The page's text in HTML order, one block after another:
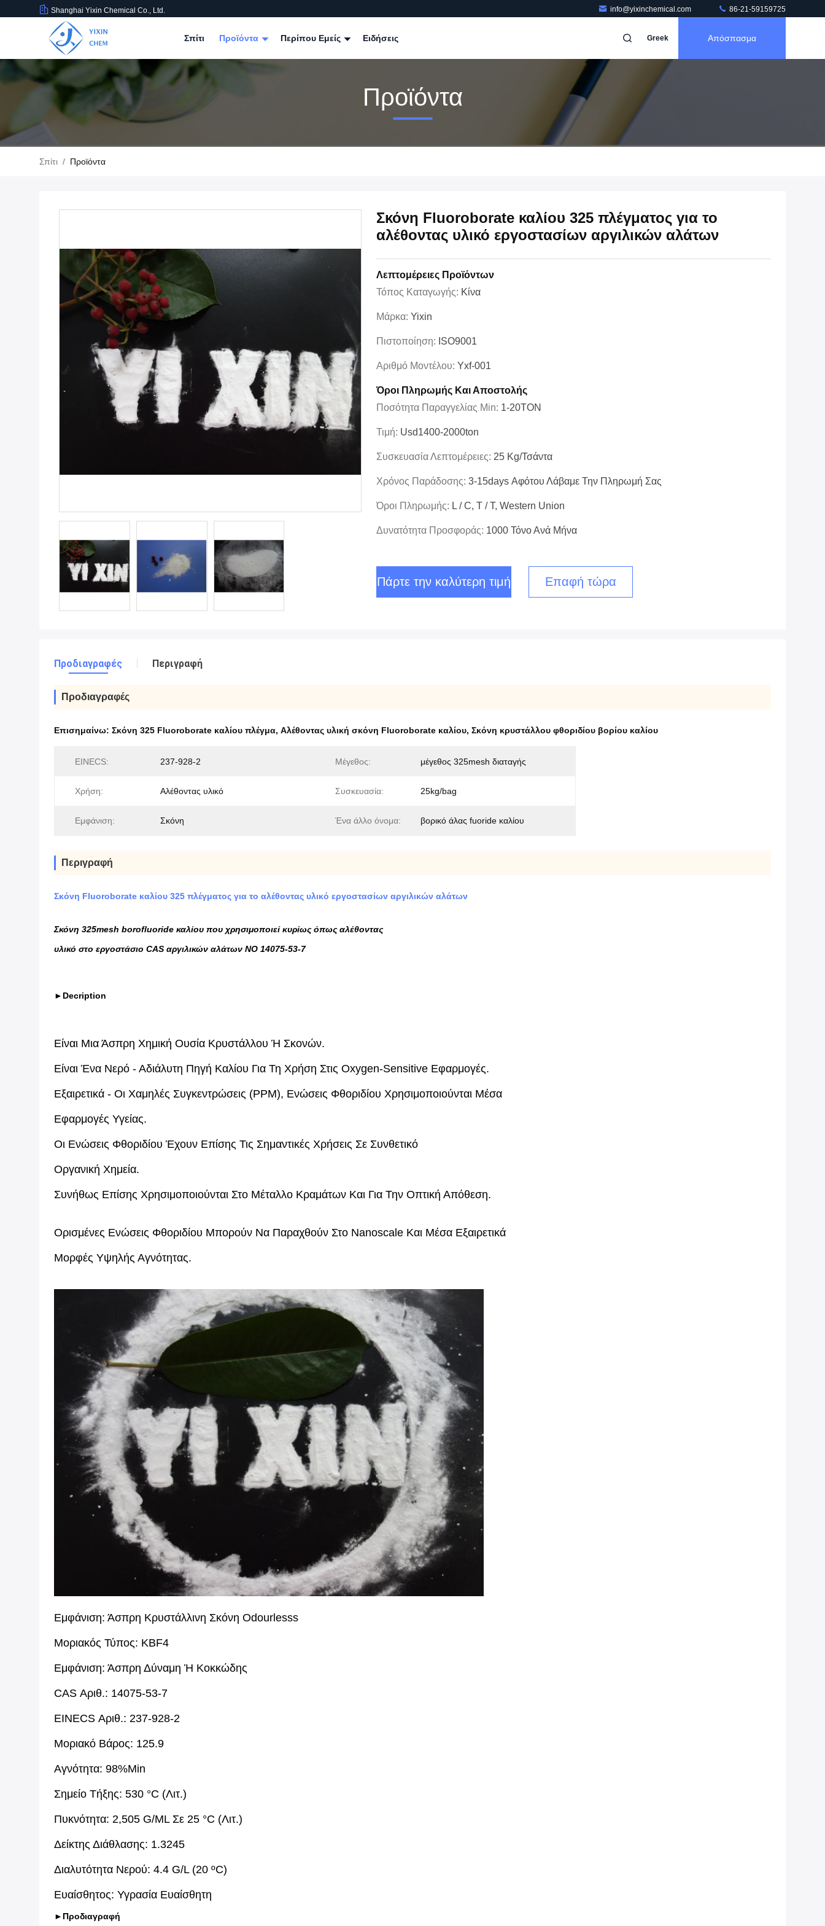
Shanghai Yixin Chemical Co., Ltd. info@yixinchemical.com 86-21-59159725
Σπίτι Προϊόντα Περίπου Εμείς Ειδήσεις Greek Απόσπασμα
Προϊόντα
Σπίτι / Προϊόντα
Σκόνη Fluoroborate καλίου 325 πλέγματος για το
αλέθοντας υλικό εργοστασίων αργιλικών αλάτων
Λεπτομέρειες Προϊόντων
Τόπος Καταγωγής: Κίνα
Μάρκα: Yixin
Πιστοποίηση: ISO9001
Αριθμό Μοντέλου: Yxf-001
Όροι Πληρωμής Και Αποστολής
Ποσότητα Παραγγελίας Min: 1-20TON
Τιμή: Usd1400-2000ton
Συσκευασία Λεπτομέρειες: 25 Kg/τσάντα
Χρόνος Παράδοσης: 3-15days Αφότου Λάβαμε Την Πληρωμή Σας
Όροι Πληρωμής: L / C, T / T, Western Union
Δυνατότητα Προσφοράς: 1000 Τόνο Ανά Μήνα
Πάρτε την καλύτερη τιμή Επαφή τώρα
Προδιαγραφές Περιγραφή
Προδιαγραφές
Επισημαίνω: Σκόνη 325 Fluoroborate καλίου πλέγμα, Αλέθοντας υλική σκόνη Fluoroborate καλίου, Σκόνη κρυστάλλου φθοριδίου βορίου καλίου
EINECS: 237-928-2 Μέγεθος: μέγεθος 325mesh διαταγής
Χρήση: Αλέθοντας υλικό Συσκευασία: 25kg/bag
Εμφάνιση: Σκόνη Ένα άλλο όνομα: βορικό άλας fuoride καλίου
Περιγραφή
Σκόνη Fluoroborate καλίου 325 πλέγματος για το αλέθοντας υλικό εργοστασίων αργιλικών αλάτων
Σκόνη 325mesh borofluoride καλίου που χρησιμοποιεί κυρίως όπως αλέθοντας
υλικό στο εργοστάσιο CAS αργιλικών αλάτων ΝΟ 14075-53-7
► Decription
Είναι Μια Άσπρη Χημική Ουσία Κρυστάλλου Ή Σκονών.
Είναι Ένα Νερό - Αδιάλυτη Πηγή Καλίου Για Τη Χρήση Στις Oxygen-Sensitive Εφαρμογές.
Εξαιρετικά - Οι Χαμηλές Συγκεντρώσεις (PPM), Ενώσεις Φθοριδίου Χρησιμοποιούνται Μέσα
Εφαρμογές Υγείας.
Οι Ενώσεις Φθοριδίου Έχουν Επίσης Τις Σημαντικές Χρήσεις Σε Συνθετικό
Οργανική Χημεία.
Συνήθως Επίσης Χρησιμοποιούνται Στο Μέταλλο Κραμάτων Και Για Την Οπτική Απόθεση.
Ορισμένες Ενώσεις Φθοριδίου Μπορούν Να Παραχθούν Στο Nanoscale Και Μέσα Εξαιρετικά
Μορφές Υψηλής Αγνότητας.
Εμφάνιση: Άσπρη Κρυστάλλινη Σκόνη Odourlesss
Μοριακός Τύπος: KBF4
Εμφάνιση: Άσπρη Δύναμη Ή Κοκκώδης
CAS Αριθ.: 14075-53-7
EINECS Αριθ.: 237-928-2
Μοριακό Βάρος: 125.9
Αγνότητα: 98%Min
Σημείο Τήξης: 530 °C (λιτ.)
Πυκνότητα: 2,505 G/mL Σε 25 °C (λιτ.)
Δείκτης Διάθλασης: 1.3245
Διαλυτότητα Νερού: 4.4 G/L (20 ºC)
Ευαίσθητος: Υγρασία Ευαίσθητη
► Προδιαγραφή